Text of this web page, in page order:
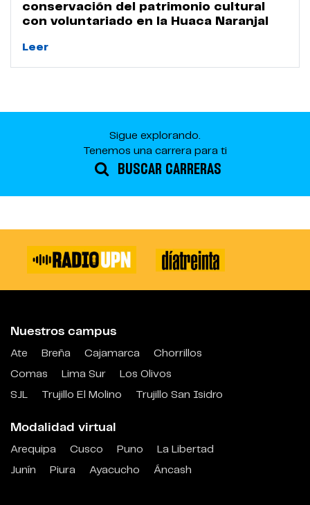
conservación del patrimonio cultural
con voluntariado en la Huaca Naranjal
Leer
Sigue explorando.
Tenemos una carrera para ti
BUSCAR CARRERAS
Nuestros campus
Ate Breña Cajamarca
Chorrillos
Comas
Lima Sur
Los Olivos
SJL
Trujillo El Molino Trujillo San Isidro
Modalidad virtual
Arequipa Cusco Puno
La Libertad
Junín
Piura Ayacucho Áncash